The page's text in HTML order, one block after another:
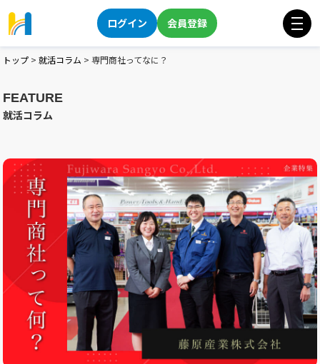
ログイン 会員登録
トップ > 就活コラム > 専門商社ってなに？
FEATURE
就活コラム